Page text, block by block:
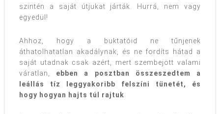
szintén a saját útjukat járták. Hurrá, nem vagy
egyedül!
Ahhoz, hogy a buktatóid ne tűnjenek
áthatolhatatlan akadálynak, és ne fordíts hátad a
saját utadnak csak azért, mert szembejött valami
váratlan, ebben a posztban összeszedtem a
leállás tíz leggyakoribb felszíni tünetét, és
hogy hogyan hajts túl rajtuk